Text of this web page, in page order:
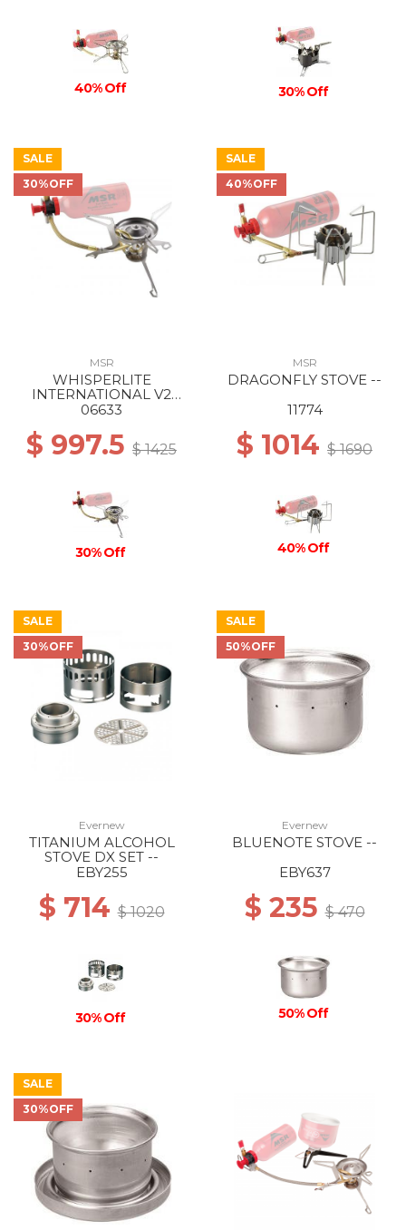
40% Off 30% Off
SALE
30%OFF
MSR
WHISPERLITE
INTERNATIONAL V2
STOVE --
06633
$ 997.5 $ 1425
30% Off
SALE
40%OFF
MSR
DRAGONFLY STOVE --
11774
$ 1014 $ 1690
40% Off
SALE
30%OFF
Evernew
TITANIUM ALCOHOL
STOVE DX SET --
EBY255
$ 714$ 1020
30% Off
SALE
50%OFF
Evernew
BLUENOTE STOVE --
EBY637
$ 235$ 470
50% Off
SALE
30%OFF